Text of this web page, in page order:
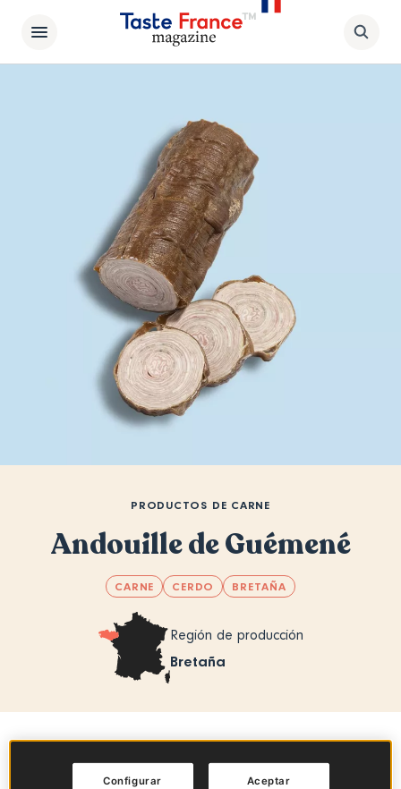
PRODUCTOS DE CARNE
Andouille de Guémené
CARNE CERDO BRETAÑA
Región de producción
Bretaña
Sommaire
Aceptar
Configurar